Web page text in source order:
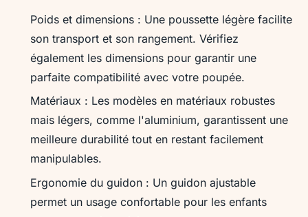
Poids et dimensions : Une poussette légère facilite
son transport et son rangement. Vérifiez
également les dimensions pour garantir une
parfaite compatibilité avec votre poupée.
Matériaux : Les modèles en matériaux robustes
mais légers, comme l'aluminium, garantissent une
meilleure durabilité tout en restant facilement
manipulables.
Ergonomie du guidon : Un guidon ajustable
permet un usage confortable pour les enfants